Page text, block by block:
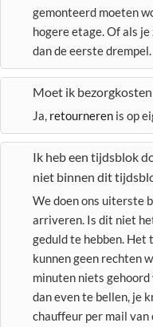
gemonteerd moeten
hogere etage. Of als
dan de eerste drempel.
Moet ik
Ja, retourneren is op
Ik heb een tijdsblok
niet binnen dit
We doen ons uiterste
arriveren. Is dit niet
geduld te hebben. Het
kunnen geen rechten
minuten niets gehoord
dan even te bellen, je
chauffeur per mail van